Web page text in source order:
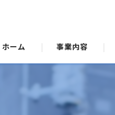
ホーム 事業内容
スタッフ